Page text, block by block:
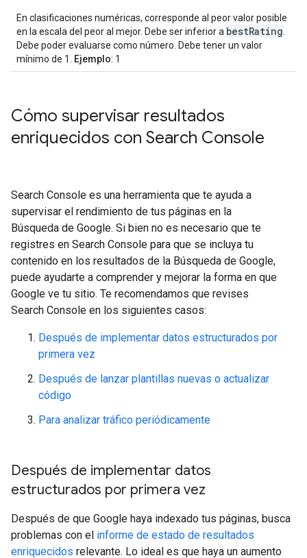
En clasificaciones numéricas, corresponde al peor valor posible
en la escala del peor al mejor. Debe ser inferior a bestRating
Debe poder evaluarse como número. Debe tener un valor
mínimo de 1.
Ejemplo: 1
Cómo supervisar resultados
enriquecidos con Search Console
Search Console es una herramienta que te ayuda a
supervisar el rendimiento de tus páginas en la
Búsqueda de Google. Si bien no es necesario que te
registres en Search Console para que se incluya tu
contenido en los resultados de la Búsqueda de Google,
puede ayudarte a comprender y mejorar la forma en que
Google ve tu sitio. Te recomendamos que revises
Search Console en los siguientes casos:
Después de implementar datos estructurados por
primera vez
Después de lanzar plantillas nuevas o actualizar
código
Para analizar tráfico periódicamente
Después de implementar datos
estructurados por primera vez
Después de que Google haya indexado tus páginas, busca
problemas con el informe de estado de resultados
enriquecidos relevante. Lo ideal es que haya un aumento